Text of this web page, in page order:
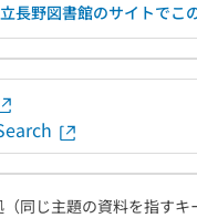
長野図書館のサイトでこ
同じ主題の資料を指すキ